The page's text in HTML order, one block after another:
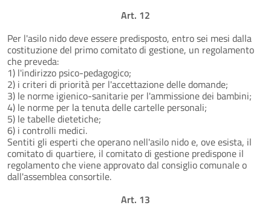
Art. 12
Per l'asilo nido deve essere predisposto, entro sei mesi dalla
costituzione del primo comitato di gestione, un regolamento
che preveda:
1) l'indirizzo psico-pedagogico;
2) i criteri di priorità per l'accettazione delle domande;
3) le norme igienico-sanitarie per l'ammissione dei bambini;
4) le norme per la tenuta delle cartelle personali;
5) le tabelle dietetiche;
6) i controlli medici.
Sentiti gli esperti che operano nell'asilo nido e, ove esista, il
comitato di quartiere, il comitato di gestione predispone il
regolamento che viene approvato dal consiglio comunale o
dall'assemblea consortile.
Art. 13